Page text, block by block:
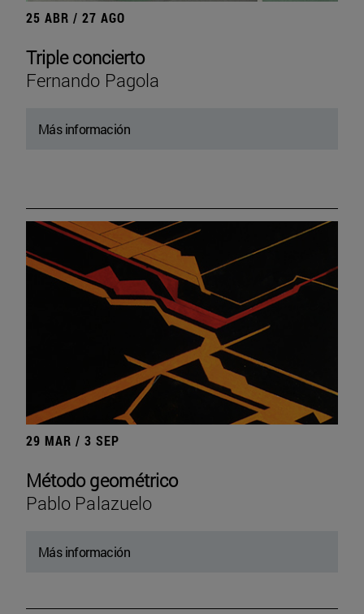
25 ABR / 27 AGO
Triple concierto
Fernando Pagola
Más información
29 MAR / 3 SEP
Método geométrico
Pablo Palazuelo
Más información